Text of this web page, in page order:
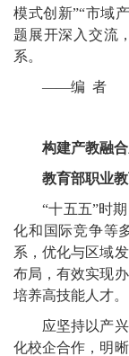
模式创新”“市域
题展开深入交流
系。
——编 者
构建产教融合
教育部职业教
“十五五”时期
化和国际竞争等
系，优化与区域
布局，有效实现
培养高技能人才。
应坚持以产兴
化校企合作，明